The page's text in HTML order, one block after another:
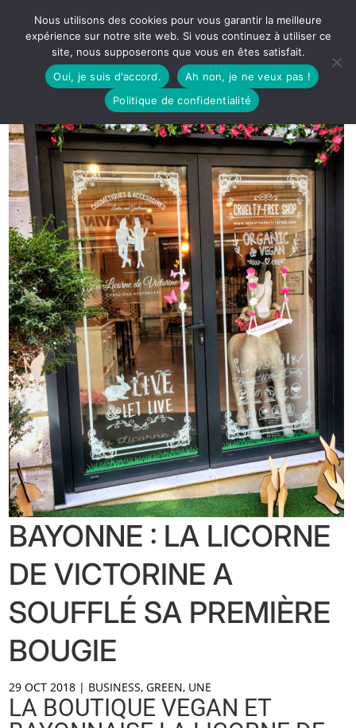
BAYONNE : LA LICORNE
DE VICTORINE A
SOUFFLÉ SA PREMIÈRE
BOUGIE
29 OCT 2018 | BUSINESS,GREEN, UNE
LA BOUTIQUE VEGAN ET
Nous utilisons des cookies pour vous garantir la meilleure
expérience sur notre site web. Si vous continuez à utiliser ce
site, nous supposerons que vous en êtes satisfait.
Oui, je suis d'accord.
Ah non, je ne veux pas !
Politique de confidentialité